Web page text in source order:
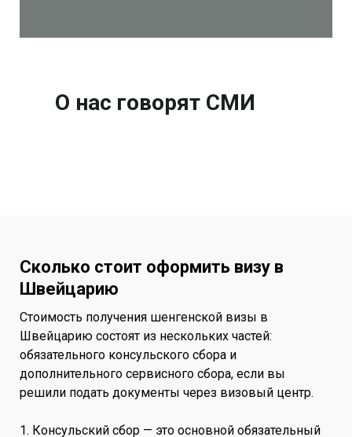
О нас говорят СМИ
Сколько стоит оформить визу в
Швейцарию
Стоимость получения шенгенской визы в
Швейцарию состоят из нескольких частей:
обязательного консульского сбора и
дополнительного сервисного сбора, если вы
решили подать документы через визовый центр.
1. Консульский сбор — это основной обязательный